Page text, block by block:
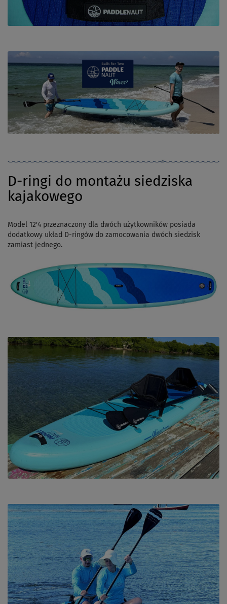
D-ringi do montażu siedziska
kajakowego
Model 12'4 przeznaczony dla dwóch użytkowników posiada
dodatkowy układ D-ringów do zamocowania dwóch siedzisk
zamiast jednego.